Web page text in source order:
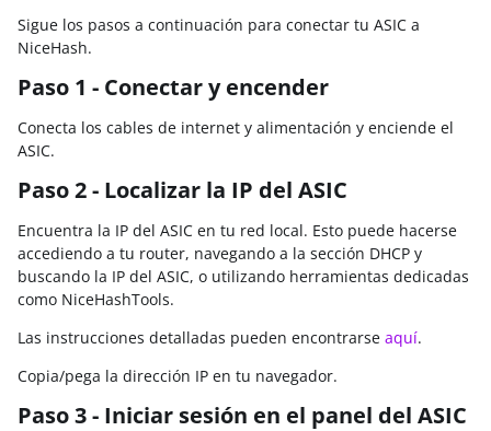
Sigue los pasos a continuación para conectar tu ASIC a
NiceHash.
Paso 1 - Conectar y encender
Conecta los cables de internet y alimentación y enciende el
ASIC.
Paso 2 - Localizar la IP del ASIC
Encuentra la IP del ASIC en tu red local. Esto puede hacerse
accediendo a tu router, navegando a la sección DHCP y
buscando la IP del ASIC, o utilizando herramientas dedicadas
como NiceHashTools.
Las instrucciones detalladas pueden encontrarse aquí.
Copia/pega la dirección IP en tu navegador.
Paso 3 - Iniciar sesión en el panel del ASIC